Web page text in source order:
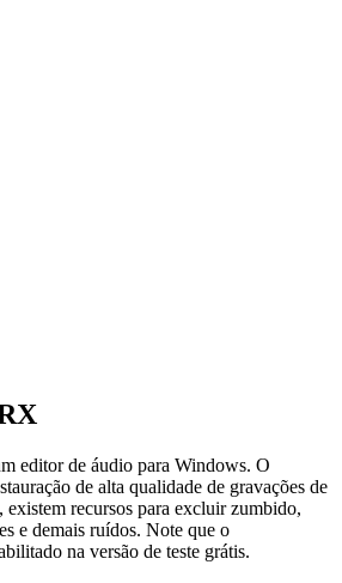
editor de áudio para Windows. O
de alta qualidade de gravações de
, existem recursos para excluir zumbido,
e demais ruídos. Note que o
na versão de teste grátis.